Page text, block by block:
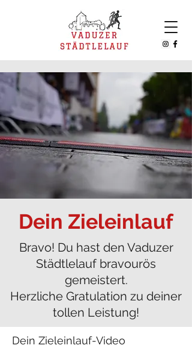
Dein Zieleinlauf
Bravo! Du hast den Vaduzer
Städtlelauf bravourös
gemeistert.
Herzliche Gratulation zu deiner
tollen Leistung!
Dein Zieleinlauf-Video